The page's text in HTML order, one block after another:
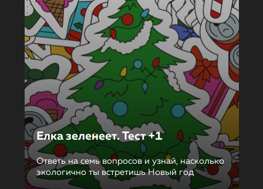
Елка зеленеет. Тест +1
Ответь на семь вопросов и узнай, насколько
экологично ты встретишь Новый год